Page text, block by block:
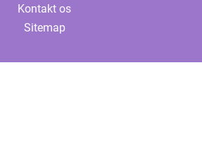
Kontakt os
Sitemap